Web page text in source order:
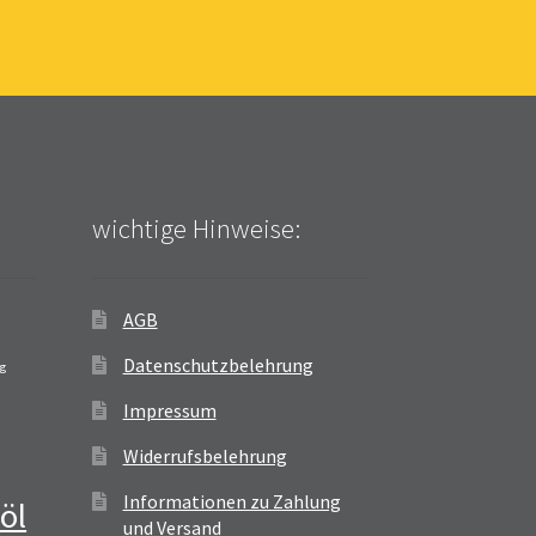
wichtige Hinweise:
AGB
Datenschutzbelehrung
Impressum
Widerrufsbelehrung
Informationen zu Zahlung
und Versand